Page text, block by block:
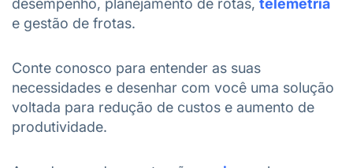
e gestão de frotas.
Conte conosco para entender as suas
necessidades e desenhar com você uma solução
voltada para redução de custos e aumento de
produtividade.